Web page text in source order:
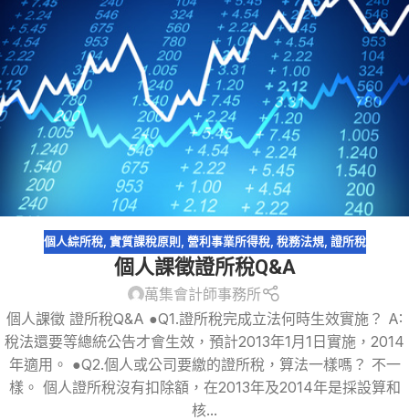
個人綜所稅, 實質課稅原則 , 營利事業所得稅, 稅務法規, 證所稅
個人課徵證所稅Q&A
萬集會計師事務所
個人課徵 證所稅Q&A ●Q1.證所稅完成立法何時生效實施？ A:
稅法還要等總統公告才會生效，預計2013年1月1日實施，2014
年適用。 ●Q2.個人或公司要繳的證所稅，算法一樣嗎？ 不一
樣。 個人證所稅沒有扣除額，在2013年及2014年是採設算和
核...